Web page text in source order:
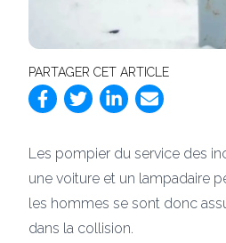
PARTAGER CET ARTICLE
Les pompier du service des
une voiture et un lampadaire
les hommes se sont donc
dans la collision.